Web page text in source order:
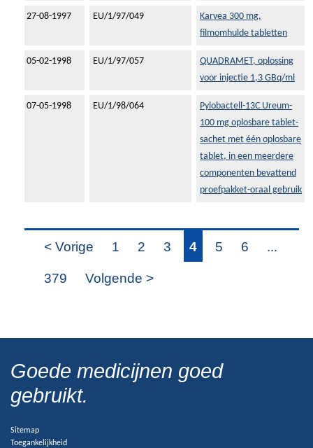
27-08-1997 EU/1/97/049
Karvea 300 mg,
filmomhulde tabletten
05-02-1998 EU/1/97/057
QUADRAMET, oplossing
voor injectie 1,3 GBq/ml
07-05-1998 EU/1/98/064
Pylobactell-13C Ureum-
100 mg oplosbare tablet-
sachet met één oplosbare
tablet, in een meerdere
componenten bevattend
proefpakket-oraal gebruik
< Vorige 1 2 3 4 5 6 ...
379 Volgende >
Goede medicijnen goed
gebruikt.
Sitemap
Toegankelijkheid